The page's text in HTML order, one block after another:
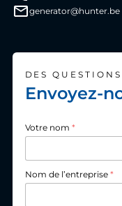
generator@hunter.be
DES
Envoyez-
Votre nom *
Nom de l’entreprise *